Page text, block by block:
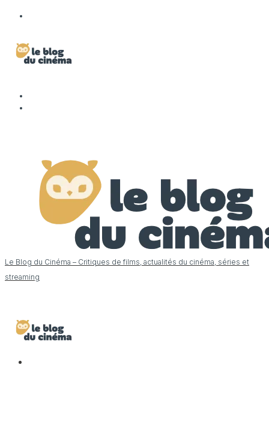
Le Blog du Cinéma – Critiques de films, actualités du cinéma, séries et
streaming